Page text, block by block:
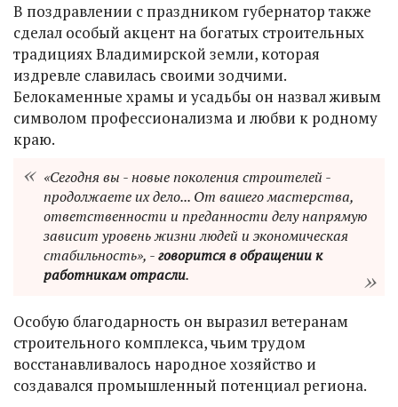
В поздравлении с праздником губернатор также
сделал особый акцент на богатых строительных
традициях Владимирской земли, которая
издревле славилась своими зодчими.
Белокаменные храмы и усадьбы он назвал живым
символом профессионализма и любви к родному
краю.
«Сегодня вы - новые поколения строителей -
продолжаете их дело... От вашего мастерства,
ответственности и преданности делу напрямую
зависит уровень жизни людей и экономическая
стабильность», -говорится в обращении к
работникам отрасли.
Особую благодарность он выразил ветеранам
строительного комплекса, чьим трудом
восстанавливалось народное хозяйство и
создавался промышленный потенциал региона.